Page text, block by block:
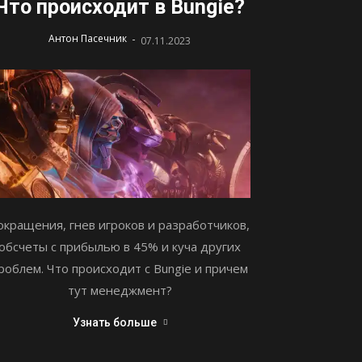
происходит в Bungie?
Антон Пасечник - 07.11.2023
гнев игроков и разработчиков,
с прибылью в 45% и куча других
Что происходит с Bungie и причем
тут менеджмент?
Узнать больше